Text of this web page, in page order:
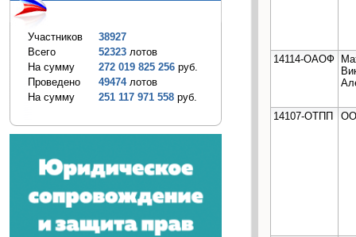
Участников
38927
Всего
52323 лотов
На сумму
272 019 825 256 руб.
Проведено
49474лотов
На сумму
251 117 971 558 руб.
14114-ОАОФ
14107-ОТПП